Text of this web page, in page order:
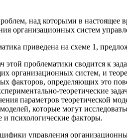
над которыми в настоящее
организационных систем
приведена на схеме 1,
этой проблематики сводится к
организационных систем, и
факторов, определяющих это
теоретические
параметров теоретической
которые мо­гут
и психологические факторы.
управления